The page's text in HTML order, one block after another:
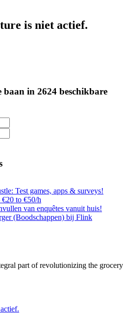
is niet actief.
in 2624 beschikbare
Test games, apps & surveys!
to €50/h
van enquêtes vanuit huis!
(Boodschappen) bij Flink
part of revolutionizing the grocery